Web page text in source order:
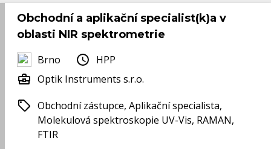
Obchodní a aplikační specialist(k)a v
oblasti NIR spektrometrie
Brno
HPP
Optik Instruments s.r.o.
Obchodní zástupce, Aplikační specialista,
Molekulová spektroskopie UV-Vis, RAMAN,
FTIR